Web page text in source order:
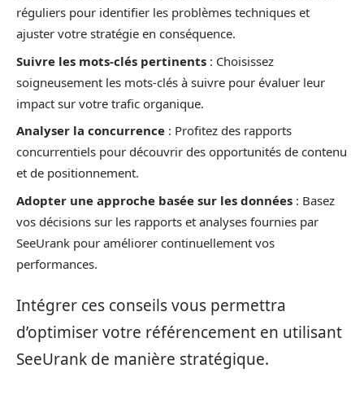
réguliers pour identifier les problèmes techniques et
ajuster votre stratégie en conséquence.
Suivre les mots-clés pertinents : Choisissez
soigneusement les mots-clés à suivre pour évaluer leur
impact sur votre trafic organique.
Analyser la concurrence : Profitez des rapports
concurrentiels pour découvrir des opportunités de contenu
et de positionnement.
Adopter une approche basée sur les données : Basez
vos décisions sur les rapports et analyses fournies par
SeeUrank pour améliorer continuellement vos
performances.
Intégrer ces conseils vous permettra
d’optimiser votre référencement en utilisant
SeeUrank de manière stratégique.